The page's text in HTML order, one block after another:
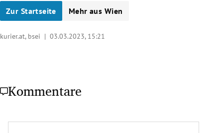
Zur Startseite Mehr aus Wien
kurier.at, bsei | 03.03.2023, 15:21
Kommentare